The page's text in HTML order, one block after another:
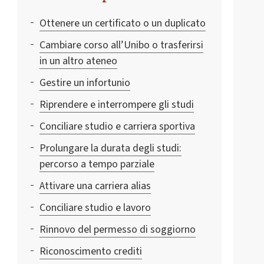
Ottenere un certificato o un duplicato
Cambiare corso all’Unibo o trasferirsi
in un altro ateneo
Gestire un infortunio
Riprendere e interrompere gli studi
Conciliare studio e carriera sportiva
Prolungare la durata degli studi:
percorso a tempo parziale
Attivare una carriera alias
Conciliare studio e lavoro
Rinnovo del permesso di soggiorno
Riconoscimento crediti